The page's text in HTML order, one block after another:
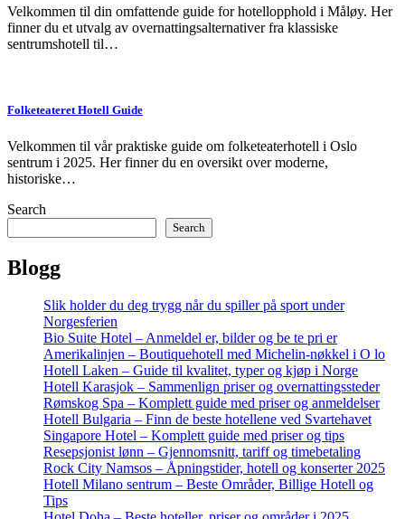
Velkommen til din omfattende guide for hotellopphold i Måløy. Her
finner du et utvalg av overnattingsalternativer fra klassiske
sentrumshotell til…
Folketeateret Hotell Guide
Velkommen til vår praktiske guide om folketeaterhotell i Oslo
sentrum i 2025. Her finner du en oversikt over moderne,
historiske…
Search
Search
Blogg
Slik holder du deg trygg når du spiller på sport under
Norgesferien
Bio Suite Hotel – Anmeldel er, bilder og be te pri er
Amerikalinjen – Boutiquehotell med Michelin-nøkkel i O lo
Hotell Laken – Guide til kvalitet, typer og kjøp i Norge
Hotell Karasjok – Sammenlign priser og overnattingssteder
Rømskog Spa – Komplett guide med priser og anmeldelser
Hotell Bulgaria – Finn de beste hotellene ved Svartehavet
Singapore Hotel – Komplett guide med priser og tips
Resepsjonist lønn – Gjennomsnitt, tariff og timebetaling
Rock City Namsos – Åpningstider, hotell og konserter 2025
Hotell Milano sentrum – Beste Områder, Billige Hotell og
Tips